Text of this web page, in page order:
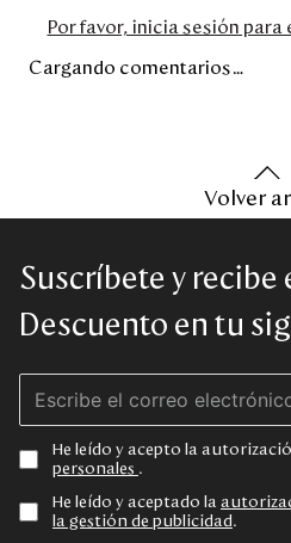
Por favor, inicia sesión
Cargando comentarios…
Volver
Suscríbete y recibe
Descuento en tu
He leído y acepto la
personales .
He leído y aceptado la
la gestión de publicidad .